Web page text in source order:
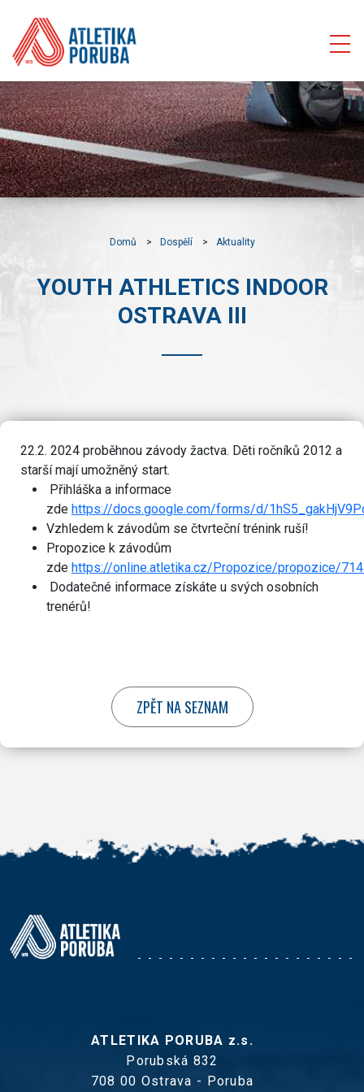
Domů Dospělí Aktuality
YOUTH ATHLETICS INDOOR
OSTRAVA III
22.2. 2024 proběhnou závody žactva. Děti ročníků 2012 a
starší mají umožněný start.
Přihláška a informace
zde https://docs.google.com/forms/d/
Vzhledem k závodům se čtvrteční trénink ruší!
Propozice k závodům
zde https://online.atletika.cz/Propozice/propozice/
Dodatečné informace získáte u svých osobních
trenérů!
ATLETIKA PORUBA z.s.
Porubská 832
708 00 Ostrava - Poruba